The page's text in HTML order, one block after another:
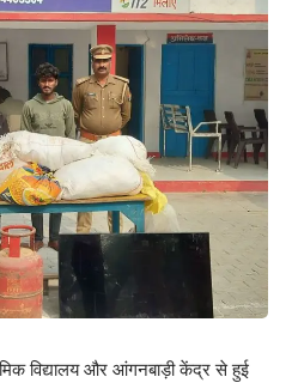
विद्यालय और आंगनबाड़ी केंद्र से हुई